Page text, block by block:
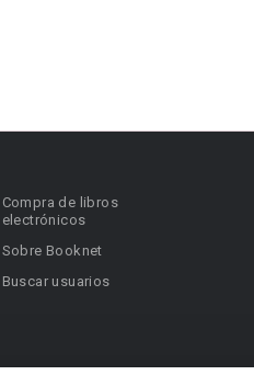
Compra de libros
electrónicos
Sobre Booknet
Buscar usuarios